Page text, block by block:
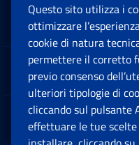
Sedi e Contatti
Software
Note Legali
Questo sito utilizza i
ottimizzare
cookie di natura
permettere il corretto
previo consenso
ulteriori tipologie di
cliccando sul pulsante
effettuare le tue